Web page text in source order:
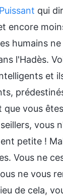
qui
encore
humains
l'Hadès.
et
vous
vous
petite !
Vous ne
ne vous
de cela,